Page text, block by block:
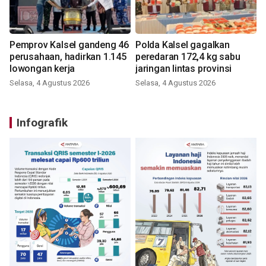
Pemprov Kalsel gandeng 46
perusahaan, hadirkan 1.145
lowongan kerja
Selasa, 4 Agustus 2026
Polda Kalsel gagalkan
peredaran 172,4 kg sabu
jaringan lintas provinsi
Selasa, 4 Agustus 2026
Infografik